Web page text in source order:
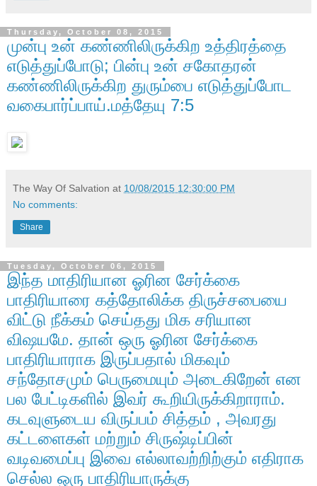
Thursday, October 08, 2015
முன்பு உன் கண்ணிலிருக்கிற உத்திரத்தை
எடுத்துப்போடு; பின்பு உன் சகோதரன்
கண்ணிலிருக்கிற துரும்பை எடுத்துப்போட
வகைபார்ப்பாய்.மத்தேயு 7:5
The Way Of Salvation at 10/08/2015 12:30:00 PM
No comments:
Share
Tuesday, October 06, 2015
இந்த மாதிரியான ஓரின சேர்க்கை
பாதிரியாரை கத்தோலிக்க திருச்சபையை
விட்டு நீக்கம் செய்தது மிக சரியான
விஷயமே. தான் ஒரு ஓரின சேர்க்கை
பாதிரியாராக இருப்பதால் மிகவும்
சந்தோசமும் பெருமையும் அடைகிறேன் என
பல பேட்டிகளில் இவர் கூறியிருக்கிறாராம்.
கடவுளுடைய விருப்பம் சித்தம் , அவரது
கட்டளைகள் மற்றும் சிருஷ்டிப்பின்
வடிவமைப்பு இவை எல்லாவற்றிற்கும் எதிராக
செல்ல ஒரு பாதிரியாருக்கு